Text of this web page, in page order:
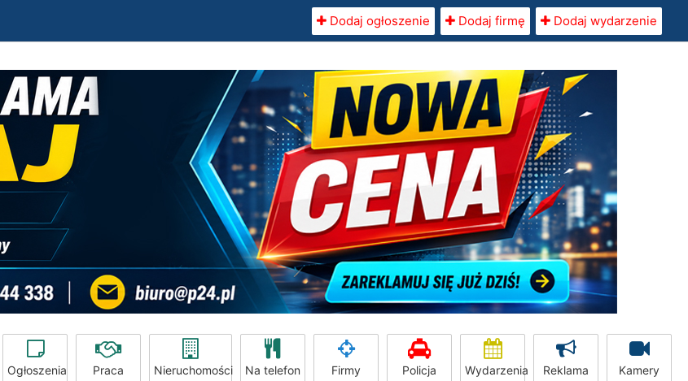
Dodaj ogłoszenie Dodaj firmę Dodaj wydarzenie
Ogłoszenia Praca Nieruchomości Na telefon Firmy Policja Wydarzenia Reklama Kamery